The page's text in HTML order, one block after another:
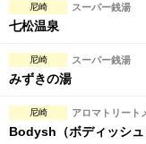
尼崎 スーパー銭湯
七松温泉
尼崎 スーパー銭湯
みずきの湯
尼崎 アロマトリート
Bodysh（ボディッシ